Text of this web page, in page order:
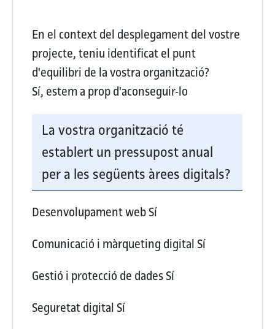
En el context del desplegament del vostre
projecte, teniu identificat el punt
d'equilibri de la vostra organització?
Sí, estem a prop d'aconseguir-lo
La vostra organització té
establert un pressupost anual
per a les següents àrees digitals?
Desenvolupament webSí
Comunicació i màrqueting digital Sí
Gestió i protecció de dadesSí
Seguretat digital Sí